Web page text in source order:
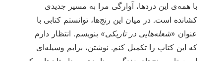
با همه‌ی این دردها، آوارگی مرا به مسیر جدیدی
کشانده است. در میان این رنج‌ها، توانستم کتابی با
عنوان «شعله‌هایی در تاریکی» بنویسم. انتظار دارم
که این کتاب را تکمیل کنم. نوشتن، برایم وسیله‌ای